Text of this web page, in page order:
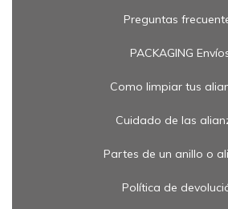
Preguntas
PACKAGING
Como limpiar tus
Cuidado de las
Partes de un anillo o
Política de